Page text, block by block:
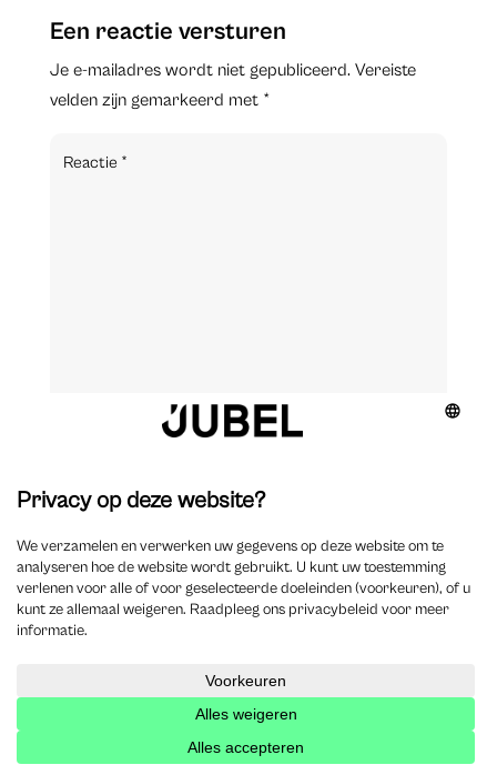
Een reactie versturen
Je e-mailadres wordt niet gepubliceerd. Vereiste
velden zijn gemarkeerd met *